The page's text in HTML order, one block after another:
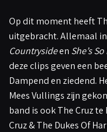
Op dit moment heeft
uitgebracht. Allemaal
Countrysideen She’s
deze clips geven een
Dampend en ziedend.
Mees Vullings zijn
band is ook The Cruz
Cruz & The Dukes Of